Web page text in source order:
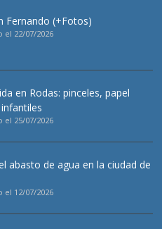
Fernando (+Fotos)
el 22/07/2026
en Rodas: pinceles, papel
el 25/07/2026
abasto de agua en la ciudad de
el 12/07/2026